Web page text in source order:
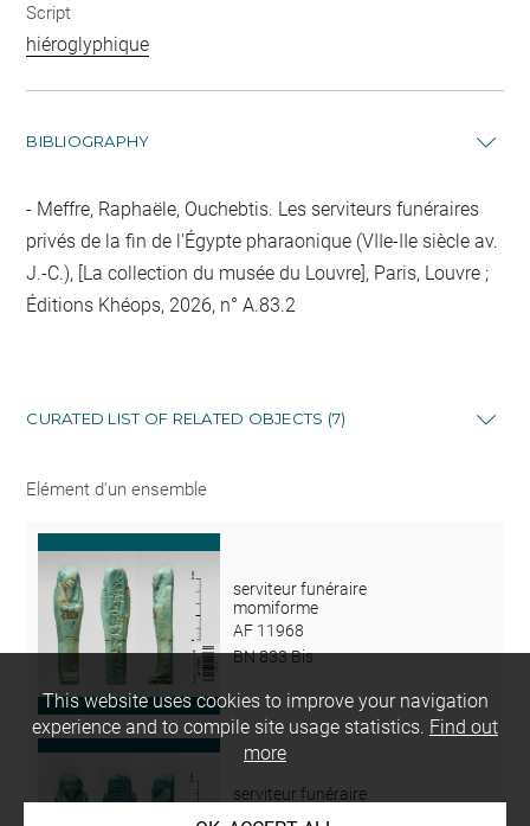
Script
hiéroglyphique
BIBLIOGRAPHY
Meffre, Raphaële, Ouchebtis. Les serviteurs funéraires
privés de la fin de l'Égypte pharaonique (VIIe-IIe siècle av.
J.-C.), [La collection du musée du Louvre], Paris, Louvre ;
Éditions Khéops, 2026, n° A.83.2
CURATED LIST OF RELATED OBJECTS (7)
Elément d'un ensemble
serviteur funéraire
momiforme
AF 11968
BN 833 Bis
serviteur funéraire
This website uses cookies to improve your navigation
experience and to compile site usage statistics. Find out
more